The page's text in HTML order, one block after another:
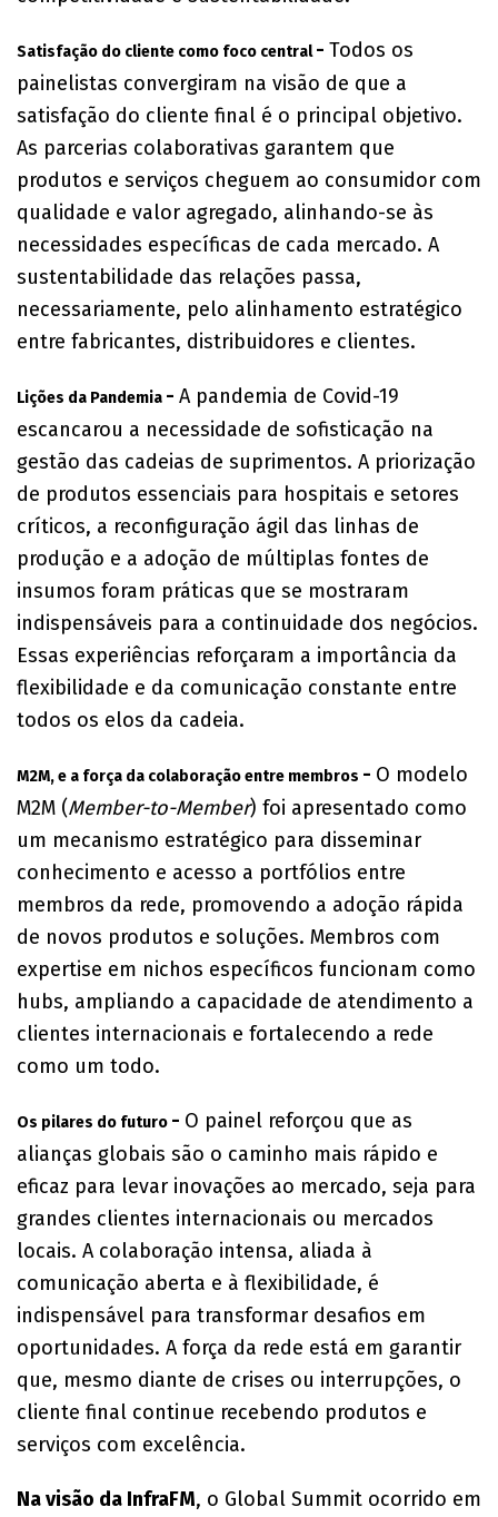
Satisfação do cliente como foco central- Todos os
painelistas convergiram na visão de que a
satisfação do cliente final é o principal objetivo.
As parcerias colaborativas garantem que
produtos e serviços cheguem ao consumidor com
qualidade e valor agregado, alinhando-se às
necessidades específicas de cada mercado. A
sustentabilidade das relações passa,
necessariamente, pelo alinhamento estratégico
entre fabricantes, distribuidores e clientes.
Lições da Pandemia - A pandemia de Covid-19
escancarou a necessidade de sofisticação na
gestão das cadeias de suprimentos. A priorização
de produtos essenciais para hospitais e setores
críticos, a reconfiguração ágil das linhas de
produção e a adoção de múltiplas fontes de
insumos foram práticas que se mostraram
indispensáveis para a continuidade dos negócios.
Essas experiências reforçaram a importância da
flexibilidade e da comunicação constante entre
todos os elos da cadeia.
M2M, e a força da colaboração entre membros - O modelo
M2M (Member-to-Member) foi apresentado como
um mecanismo estratégico para disseminar
conhecimento e acesso a portfólios entre
membros da rede, promovendo a adoção rápida
de novos produtos e soluções. Membros com
expertise em nichos específicos funcionam como
hubs, ampliando a capacidade de atendimento a
clientes internacionais e fortalecendo a rede
como um todo.
Os pilares do futuro - O painel reforçou que as
alianças globais são o caminho mais rápido e
eficaz para levar inovações ao mercado, seja para
grandes clientes internacionais ou mercados
locais. A colaboração intensa, aliada à
comunicação aberta e à flexibilidade, é
indispensável para transformar desafios em
oportunidades. A força da rede está em garantir
que, mesmo diante de crises ou interrupções, o
cliente final continue recebendo produtos e
serviços com excelência.
Na visão da InfraFM, o Global Summit ocorrido em